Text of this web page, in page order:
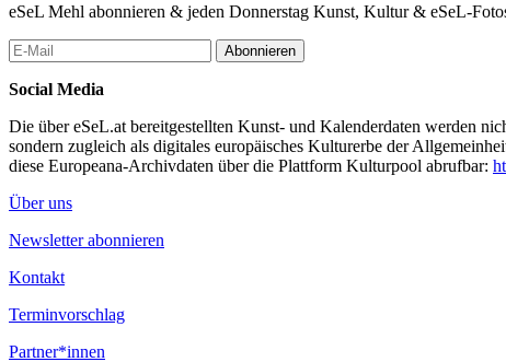
eSeL Mehl abonnieren & jeden Donnerstag Kunst, Kultur & eSeL-
Abonnieren
Social Media
Die über eSeL.at bereitgestellten Kunst- und Kalenderdaten werden
sondern zugleich als digitales europäisches Kulturerbe der
diese Europeana-Archivdaten über die Plattform Kulturpool abrufbar:
Über uns
Newsletter abonnieren
Kontakt
Terminvorschlag
Partner*innen